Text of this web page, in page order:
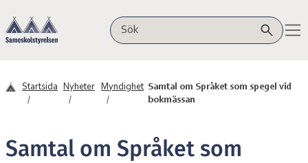
Sameskolstyrelsen
Sök på webbplatsen
Startsida Nyheter Myndighet Samtal om Språket som spegel vid
bokmässan
Samtal om Språket som